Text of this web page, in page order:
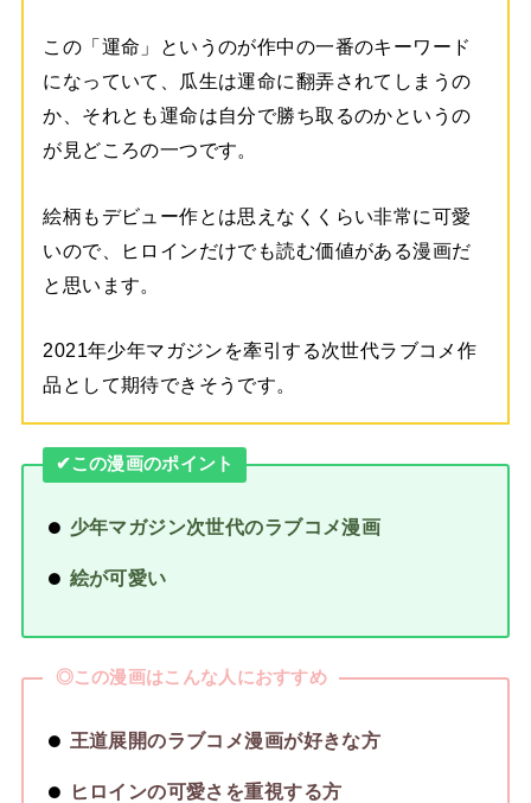
この「運命」というのが作中の一番のキーワード
になっていて、瓜生は運命に翻弄されてしまうの
か、それとも運命は自分で勝ち取るのかというの
が見どころの一つです。
絵柄もデビュー作とは思えなくくらい非常に可愛
いので、ヒロインだけでも読む価値がある漫画だ
と思います。
2021年少年マガジンを牽引する次世代ラブコメ作
品として期待できそうです。
✔︎この漫画のポイント
少年マガジン次世代のラブコメ漫画
絵が可愛い
◎この漫画はこんな人におすすめ
王道展開のラブコメ漫画が好きな方
ヒロインの可愛さを重視する方